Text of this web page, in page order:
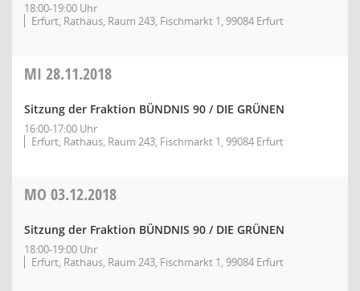
18:00-19:00 Uhr
Erfurt, Rathaus, Raum 243, Fischmarkt 1, 99084 Erfurt
MI 28.11.2018
Sitzung der Fraktion BÜNDNIS 90 / DIE GRÜNEN
16:00-17:00 Uhr
Erfurt, Rathaus, Raum 243, Fischmarkt 1, 99084 Erfurt
MO 03.12.2018
Sitzung der Fraktion BÜNDNIS 90 / DIE GRÜNEN
18:00-19:00 Uhr
Erfurt, Rathaus, Raum 243, Fischmarkt 1, 99084 Erfurt